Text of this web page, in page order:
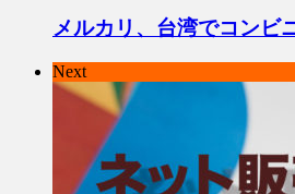
メルカリ、台湾でコンビ
Next